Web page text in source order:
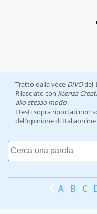
Tratto dalla voce DIVOdel
Rilasciato con licenza
allo stesso modo
I testi sopra riportati non
dell’opinione di Italiaonline
A B C